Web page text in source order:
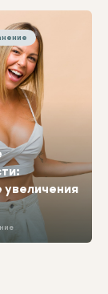
носа для
увеличения
которая